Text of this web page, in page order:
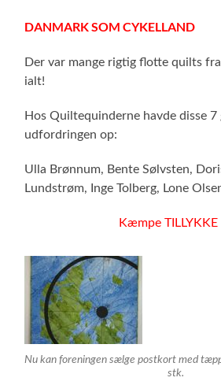
DANMARK SOM CYKELLAND
Der var mange rigtig flotte quilts
ialt!
Hos Quiltequinderne havde disse
udfordringen op:
Ulla Brønnum, Bente Sølvsten,
Lundstrøm, Inge Tolberg, Lone
Kæmpe TILLYKKE
Nu kan foreningen sælge postkort med
stk.